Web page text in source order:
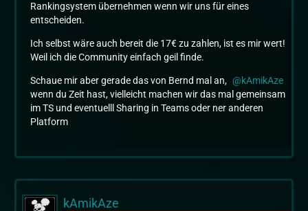
Rankingsystem übernehmen wenn wir uns für eines
entscheiden.
Ich selbst wäre auch bereit die 17€ zu zahlen, ist es mir wert!
Weil ich die Community einfach geil finde.
Schaue mir aber gerade das von Bernd mal an,
kAmikAze
wenn du Zeit hast, vielleicht machen wir das mal gemeinsam
im TS und eventuelll Sharing in Teams oder ner anderen
Platform
kAmikAze